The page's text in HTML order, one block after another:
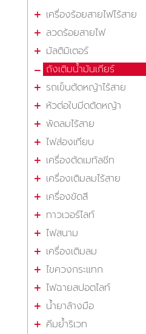
เครื่องร้อยสายไฟไร้สาย
ลวดร้อยสายไฟ
มัลติมิเตอร์
ถังเติมน้ำมันเกียร์
รถเข็นตัดหญ้าไร้สาย
หัวต่อใบมีดตัดหญ้า
พัดลมไร้สาย
ไฟส่องเทียบ
เครื่องตัดเมทัลชีท
เครื่องเติมลมไร้สาย
เครื่องขัดสี
ทาวเวอร์ไลท์
ไฟสนาม
เครื่องเติมลม
ไขควงกระแทก
ไฟฉายสปอตไลท์
น้ำยาล้างมือ
คีมย้ำริเวท